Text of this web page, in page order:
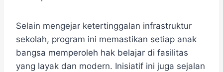
Selain mengejar ketertinggalan infrastruktur
sekolah, program ini memastikan setiap anak
bangsa memperoleh hak belajar di fasilitas
yang layak dan modern. Inisiatif ini juga sejalan